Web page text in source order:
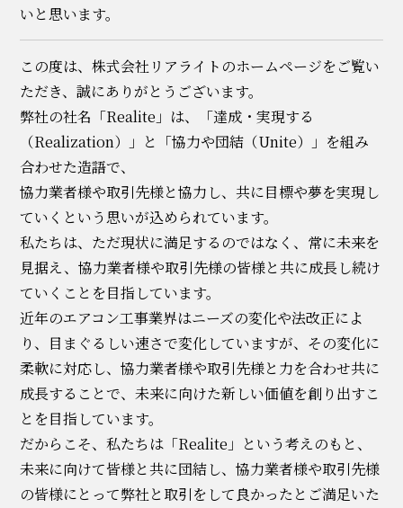
いと思います。
この度は、株式会社リアライトのホームページをご覧い
ただき、誠にありがとうございます。
弊社の社名「Realite」は、「達成・実現する
（Realization）」と「協力や団結（Unite）」を組み
合わせた造語で、
協力業者様や取引先様と協力し、共に目標や夢を実現し
ていくという思いが込められています。
私たちは、ただ現状に満足するのではなく、常に未来を
見据え、協力業者様や取引先様の皆様と共に成長し続け
ていくことを目指しています。
近年のエアコン工事業界はニーズの変化や法改正によ
り、目まぐるしい速さで変化していますが、その変化に
柔軟に対応し、協力業者様や取引先様と力を合わせ共に
成長することで、未来に向けた新しい価値を創り出すこ
とを目指しています。
だからこそ、私たちは「Realite」という考えのもと、
未来に向けて皆様と共に団結し、協力業者様や取引先様
の皆様にとって弊社と取引をして良かったとご満足いた